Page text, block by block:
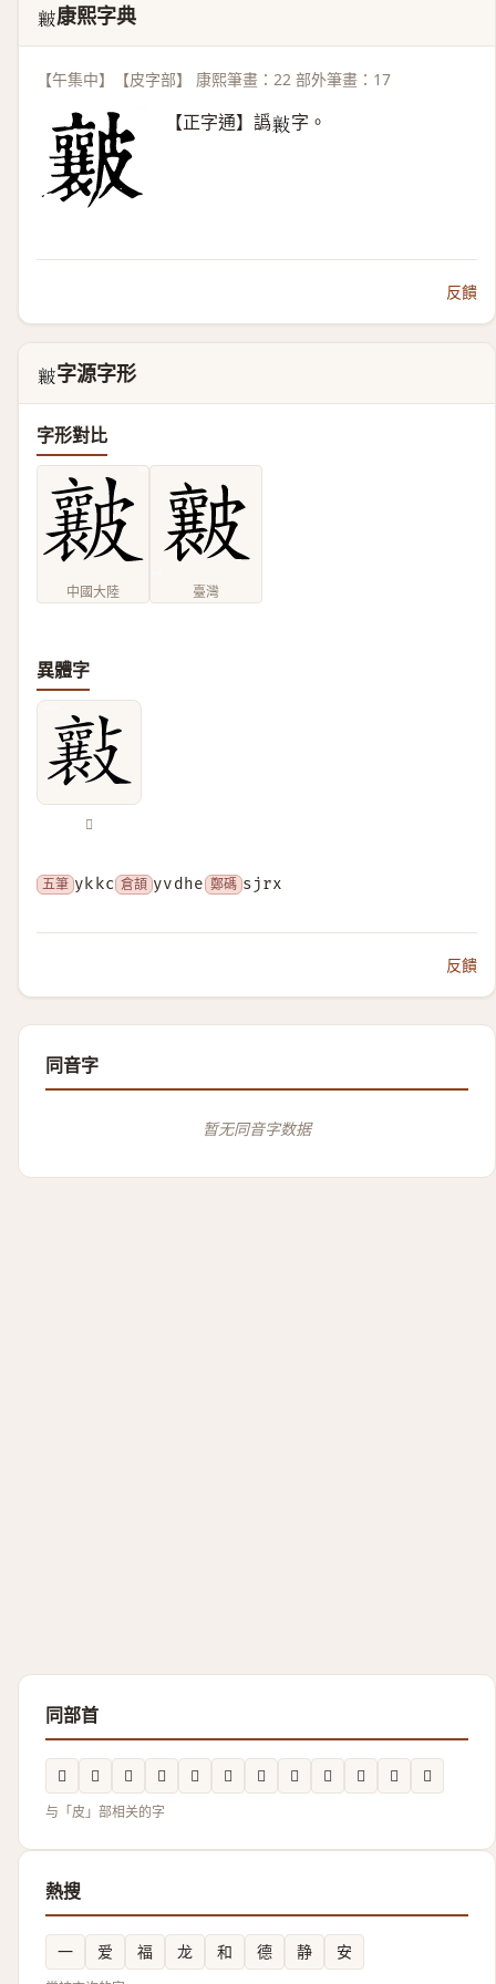
𥀶 康熙字典
【午集中】【皮字部】 康熙筆畫：22 部外筆畫：17
【正字通】譌𣀮 字。
反饋
𥀶 字源字形
字形對比
中國大陸 臺灣
異體字
𣀮
五筆 ykkc 倉頡 yvdhe 鄭碼 sjrx
反饋
同音字
暂无同音字数据
同部首
𭽥 𰤪 𲲉 𰤧 𤿎 𤿰 𥀄 𥀼 𥀞 𬐖 𤿽 𥀍
与「皮」部相关的字
熱搜
一 爱 福 龙 和 德 静 安